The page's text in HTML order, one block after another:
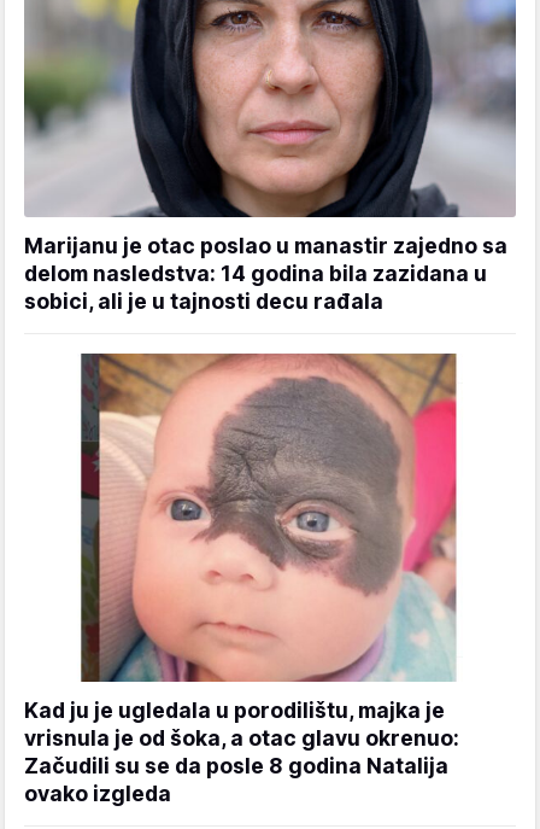
Marijanu je otac poslao u manastir zajedno sa
delom nasledstva: 14 godina bila zazidana u
sobici, ali je u tajnosti decu rađala
Kad ju je ugledala u porodilištu, majka je
vrisnula je od šoka, a otac glavu okrenuo:
Začudili su se da posle 8 godina Natalija
ovako izgleda